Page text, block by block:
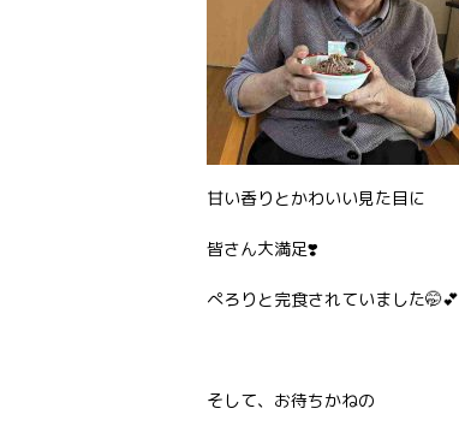
甘い香りとかわいい見た目に
皆さん大満足❣️
ぺろりと完食されていました🤭💕
そして、お待ちかねの